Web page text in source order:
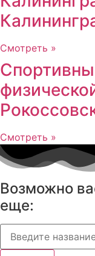
Смотреть »
Смотреть »
Возможно
еще: